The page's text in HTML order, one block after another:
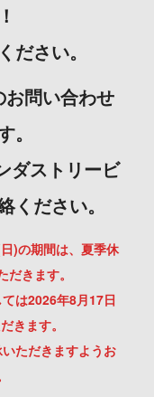
ださい。
問い合わせ
。
ダストリービ
ください。
)の期間は、夏季休
きます。
は2026年8月17日
きます。
ただきますようお